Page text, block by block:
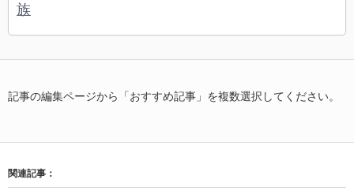
族
記事の編集ページから「おすすめ記事」を複数選択してください。
関連記事：